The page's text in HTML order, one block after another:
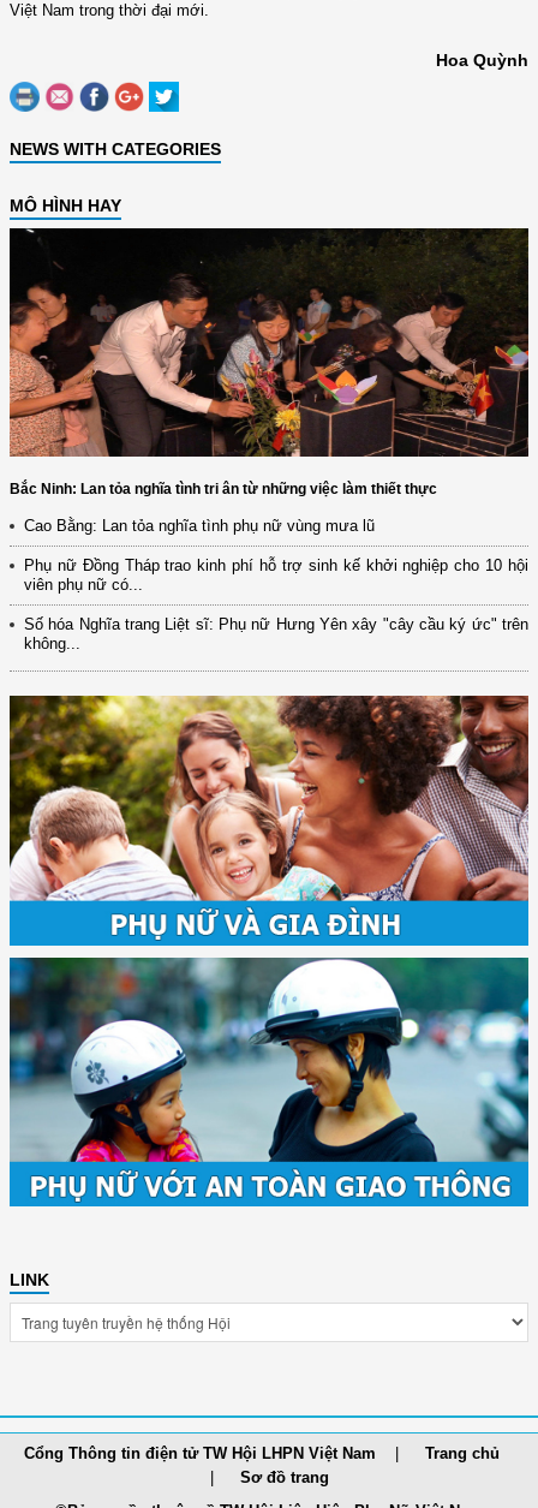
Việt Nam trong thời đại mới.
Hoa Quỳnh
NEWS WITH CATEGORIES
MÔ HÌNH HAY
Bắc Ninh: Lan tỏa nghĩa tình tri ân từ những việc làm thiết thực
Cao Bằng: Lan tỏa nghĩa tình phụ nữ vùng mưa lũ
Phụ nữ Đồng Tháp trao kinh phí hỗ trợ sinh kế khởi nghiệp cho 10 hội
viên phụ nữ có...
Số hóa Nghĩa trang Liệt sĩ: Phụ nữ Hưng Yên xây "cây cầu ký ức" trên
không...
LINK
Cổng Thông tin điện tử TW Hội LHPN Việt Nam
Trang chủ
Sơ đồ trang